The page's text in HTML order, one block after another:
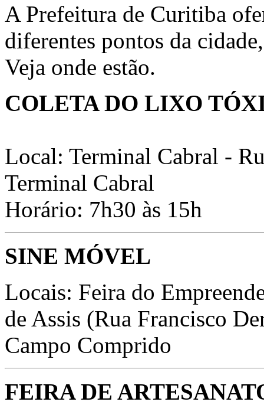
A Prefeitura de Curitiba
diferentes pontos da
Veja onde estão.
COLETA DO LIXO
Local: Terminal Cabral -
Terminal Cabral
Horário: 7h30 às 15h
SINE MÓVEL
Locais: Feira do
de Assis (Rua Francisco
Campo Comprido
FEIRA DE